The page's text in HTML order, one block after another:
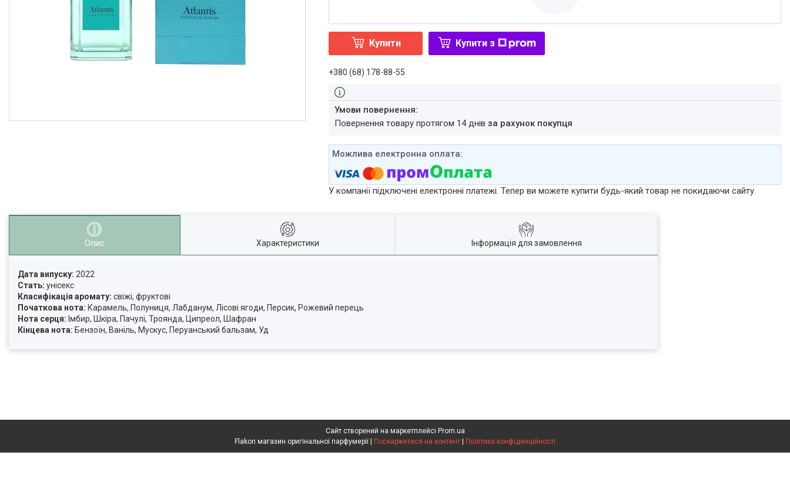
Купити Купити з
+380 (68) 178-88-55
повернення товару протягом 14 днівза рахунок покупця
У компанії підключені електронні платежі. Тепер ви можете купити будь-який товар не покидаючи сайту.
Опис Характеристики Інформація для замовлення
Дата випуску: 2022
Стать: унісекс
Класифікація аромату: свіжі, фруктові
Початкова нота: Карамель, Полуниця, Лабданум, Лісові ягоди, Персик, Рожевий перець
Нота серця: Імбир, Шкіра, Пачулі, Троянда, Ципреол, Шафран
Кінцева нота: Бензоїн, Ваніль, Мускус, Перуанський бальзам, Уд
Сайт створений на маркетплейсі Prom.ua
Поскаржитися на контент Політика конфіденційності